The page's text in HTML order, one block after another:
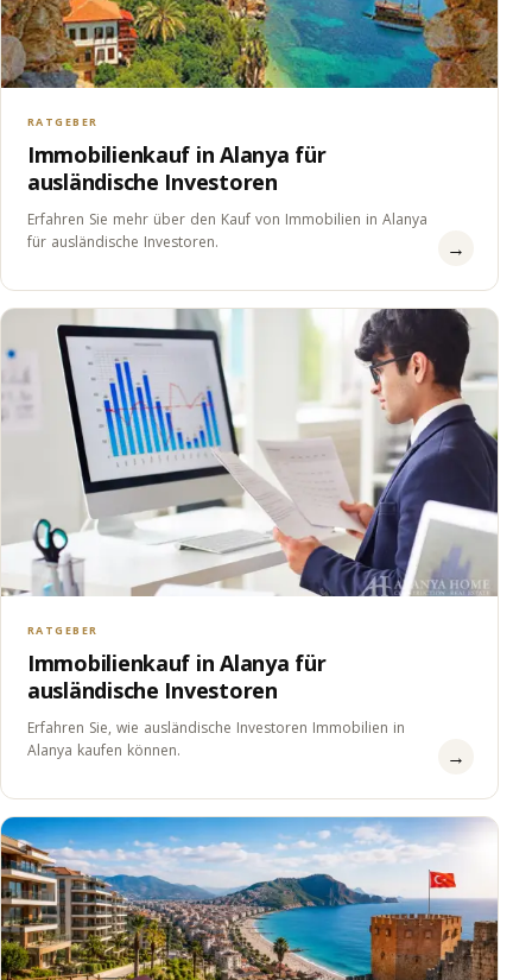
RATGEBER
Immobilienkauf in Alanya für
ausländische Investoren
Erfahren Sie mehr über den Kauf von Immobilien in Alanya
für ausländische Investoren.
→
RATGEBER
Immobilienkauf in Alanya für
ausländische Investoren
Erfahren Sie, wie ausländische Investoren Immobilien in
Alanya kaufen können.
→